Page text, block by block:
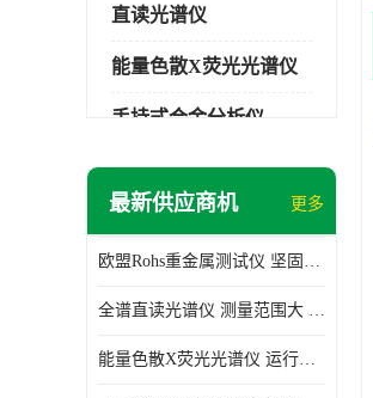
直读光谱仪
能量色散X荧光光谱仪
手持式合金分析仪
手持式矿石分析仪
光电直读光谱仪
便携式水质重金属检测仪
最新供应商机 更多
欧盟Rohs重金属测试仪 坚固耐用 测试结果清晰显示
全谱直读光谱仪 测量范围大 抗干扰性能好
能量色散X荧光光谱仪 运行稳定性高 方便样品的测量